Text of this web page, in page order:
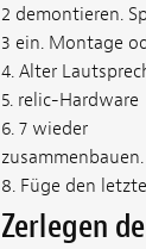
2 demontieren.
3 ein. Montage
4. Alter
5. relic-Hardware
6. 7 wieder
8. Füge den
Zerlegen